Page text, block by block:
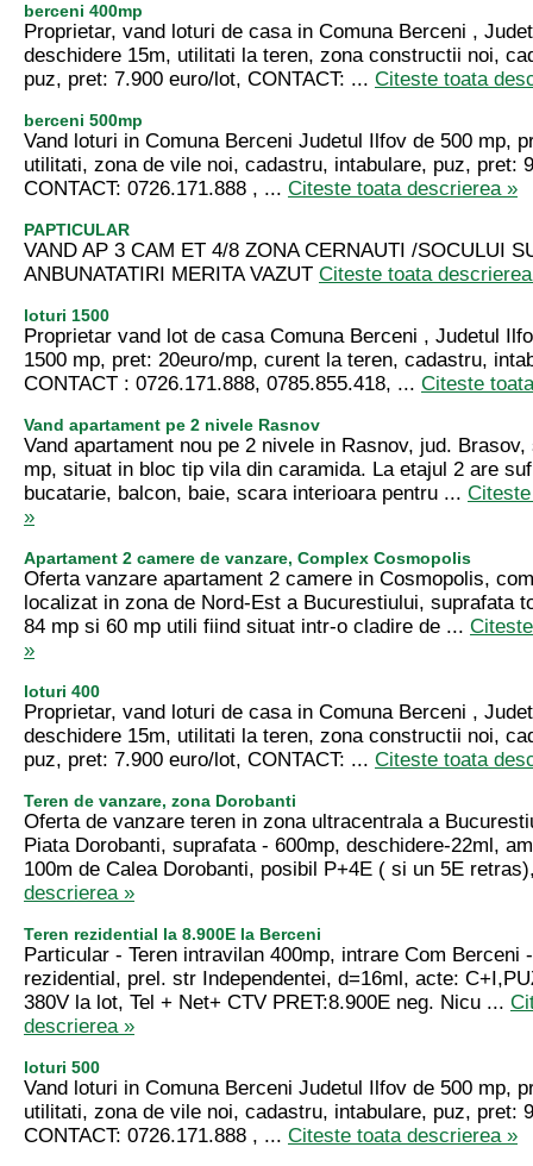
berceni 400mp
Proprietar, vand loturi de casa in Comuna Berceni ,
deschidere 15m, utilitati la teren, zona constructii noi,
puz, pret: 7.900 euro/lot, CONTACT: ... Citeste toata
berceni 500mp
Vand loturi in Comuna Berceni Judetul Ilfov de 500 mp,
utilitati, zona de vile noi, cadastru, intabulare, puz, pret:
CONTACT: 0726.171.888 , ... Citeste toata descrierea »
PAPTICULAR
VAND AP 3 CAM ET 4/8 ZONA CERNAUTI /SOCULUI
ANBUNATATIRI MERITA VAZUT Citeste toata
loturi 1500
Proprietar vand lot de casa Comuna Berceni , Judetul
1500 mp, pret: 20euro/mp, curent la teren, cadastru,
CONTACT : 0726.171.888, 0785.855.418, ... Citeste
Vand apartament pe 2 nivele Rasnov
Vand apartament nou pe 2 nivele in Rasnov, jud.
mp, situat in bloc tip vila din caramida. La etajul 2 are
bucatarie, balcon, baie, scara interioara pentru ...
»
Apartament 2 camere de vanzare, Complex Cosmopolis
Oferta vanzare apartament 2 camere in Cosmopolis,
localizat in zona de Nord-Est a Bucurestiului, suprafata
84 mp si 60 mp utili fiind situat intr-o cladire de ...
»
loturi 400
Proprietar, vand loturi de casa in Comuna Berceni ,
deschidere 15m, utilitati la teren, zona constructii noi,
puz, pret: 7.900 euro/lot, CONTACT: ... Citeste toata
Teren de vanzare, zona Dorobanti
Oferta de vanzare teren in zona ultracentrala a
Piata Dorobanti, suprafata - 600mp, deschidere-22ml,
100m de Calea Dorobanti, posibil P+4E ( si un 5E
descrierea »
Teren rezidential la 8.900E la Berceni
Particular - Teren intravilan 400mp, intrare Com Berceni
rezidential, prel. str Independentei, d=16ml, acte:
380V la lot, Tel + Net+ CTV PRET:8.900E neg. Nicu ...
descrierea »
loturi 500
Vand loturi in Comuna Berceni Judetul Ilfov de 500 mp,
utilitati, zona de vile noi, cadastru, intabulare, puz, pret:
CONTACT: 0726.171.888 , ... Citeste toata descrierea »